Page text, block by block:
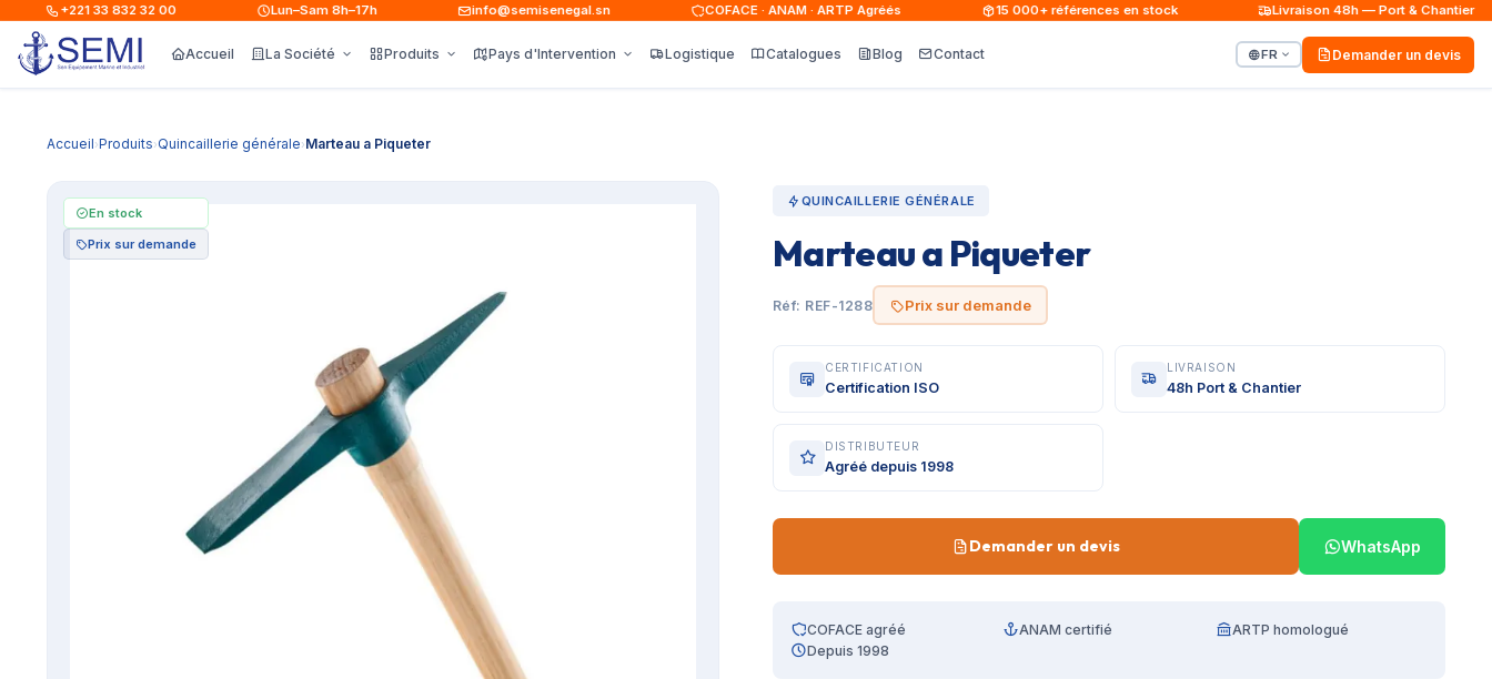
+221 33 832 32 00 Lun–Sam 8h–17h info@semisenegal.sn COFACE · ANAM · ARTP Agréés 15 000+ références en stock Livraison 48h — Port & Chantier
Accueil La Société Produits Pays d'Intervention Logistique Catalogues Blog Contact FR Demander un devis
Accueil›Produits›Quincaillerie générale›Marteau a Piqueter
En stock
Prix sur demande
QUINCAILLERIE GÉNÉRALE
Marteau a Piqueter
Réf: REF-1288 Prix sur demande
CERTIFICATION
Certification ISO
LIVRAISON
48h Port & Chantier
DISTRIBUTEUR
Agréé depuis 1998
Demander un devis WhatsApp
COFACE agréé ANAM certifié
ARTP homologué
Depuis 1998